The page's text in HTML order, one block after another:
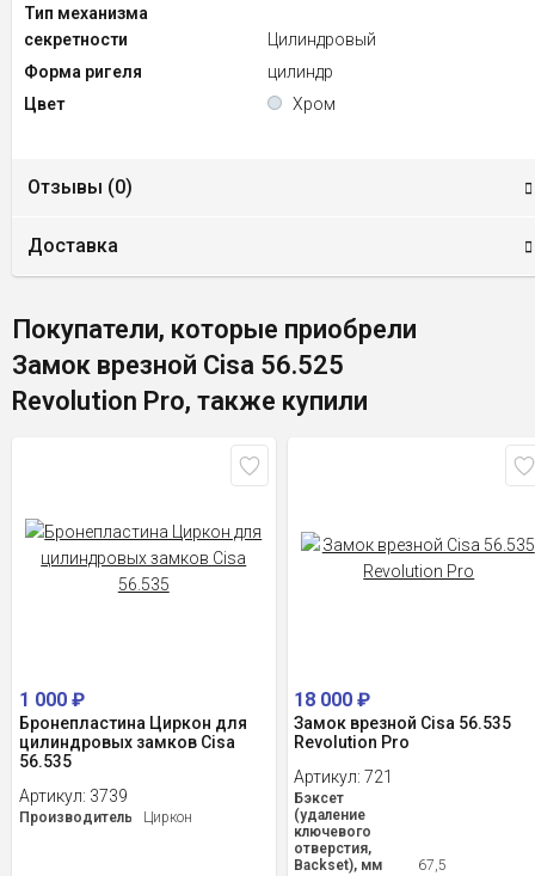
Тип механизма
секретности
Цилиндровый
Форма ригеля
цилиндр
Цвет
Хром
Отзывы (0)
Доставка
Покупатели, которые приобрели
Замок врезной Cisa 56.525
Revolution Pro, также купили
1 000 ₽
Бронепластина Циркон для
цилиндровых замков Cisa
56.535
Артикул: 3739
Производитель Циркон
18 000₽
Замок врезной Cisa 56.535
Revolution Pro
Артикул:721
Бэксет
(удаление
ключевого
отверстия,
Backset), мм
67,5